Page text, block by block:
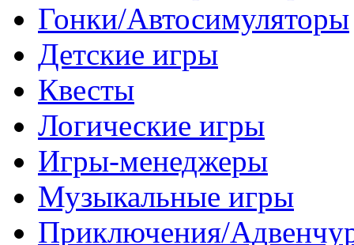
Гонки/Автосимуляторы
Детские игры
Квесты
Логические игры
Игры-менеджеры
Музыкальные игры
Приключения/